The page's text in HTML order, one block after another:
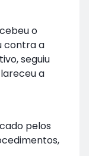
o
contra a
seguiu
a
pelos